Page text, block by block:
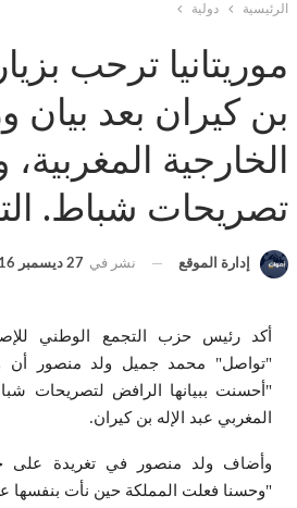
الرئيسية دولية
موريتانيا ترحب
بن كيران بعد بيان
الخارجية المغربية،
تصريحات شباط.
إدارة الموقع نشر في 27 ديسمبر 2016 الساعة 1 و 27 دقيقة
أكد رئيس حزب التجمع الوطني
"تواصل" محمد جميل ولد منصور أن
"أحسنت ببيانها الرافض لتصريحات
المغربي عبد الإله بن كيران.
وأضاف ولد منصور في تغريدة على
"وحسنا فعلت المملكة حين نأت